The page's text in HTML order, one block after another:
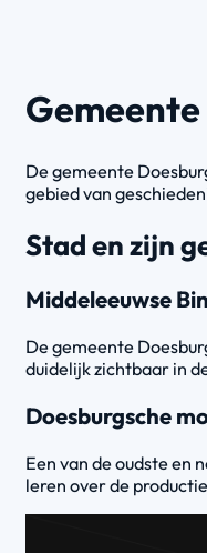
De gemeente
gebied van
Stad en zijn
Middeleeuwse
De gemeente
duidelijk zichtbaar in
Doesburgsche
Een van de oudste en
leren over de